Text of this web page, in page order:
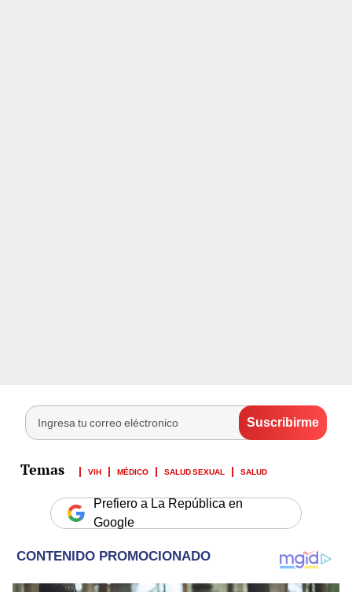
VIH MÉDICO SALUD SEXUAL SALUD
Prefiero a La República en
Google